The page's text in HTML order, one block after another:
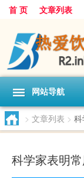
首 页 文章列表
网站导航
> 文章列表 >
科学家表明